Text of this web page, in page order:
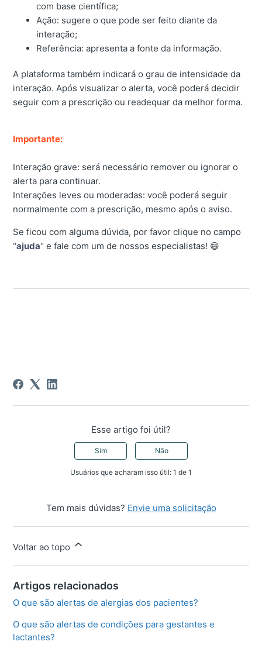
com base científica;
Ação: sugere o que pode ser feito diante da
interação;
Referência: apresenta a fonte da informação.
A plataforma também indicará o grau de intensidade da
interação. Após visualizar o alerta, você poderá decidir
seguir com a prescrição ou readequar da melhor forma.
Importante:
Interação grave: será necessário remover ou ignorar o
alerta para continuar.
Interações leves ou moderadas: você poderá seguir
normalmente com a prescrição, mesmo após o aviso.
Se ficou com alguma dúvida, por favor clique no campo
"ajuda"e fale com um de nossos especialistas! 😄
Esse artigo foi útil?
Sim Não
Usuários que acharam isso útil: 1 de 1
Tem mais dúvidas? Envie uma solicitação
Voltar ao topo
Artigos relacionados
O que são alertas de alergias dos pacientes?
O que são alertas de condições para gestantes e
lactantes?